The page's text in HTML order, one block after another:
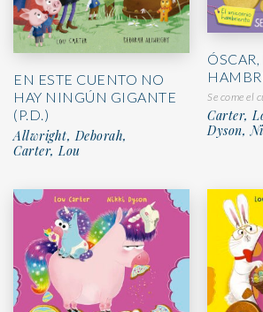
EN ESTE CUENTO NO
HAY NINGÚN GIGANTE
(P.D.)
Allwright, Deborah,
Carter, Lou
Se come el
Carter,
Dyson,